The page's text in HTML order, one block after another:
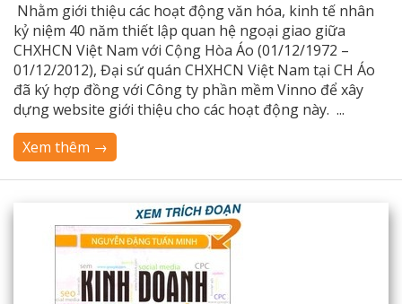
Nhằm giới thiệu các hoạt động văn hóa, kinh tế nhân
kỷ niệm 40 năm thiết lập quan hệ ngoại giao giữa
CHXHCN Việt Nam với Cộng Hòa Áo (01/12/1972 –
01/12/2012), Đại sứ quán CHXHCN Việt Nam tại CH Áo
đã ký hợp đồng với Công ty phần mềm Vinno để xây
dựng website giới thiệu cho các hoạt động này. ...
Xem thêm →